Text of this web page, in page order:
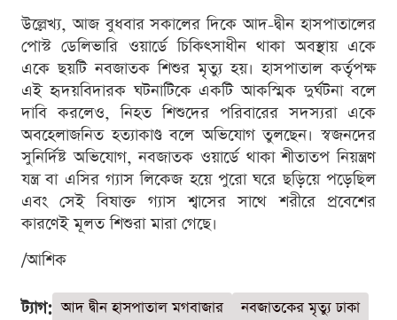
উল্লেখ্য, আজ বুধবার সকালের দিকে আদ-দ্বীন হাসপাতালের
পোস্ট ডেলিভারি ওয়ার্ডে চিকিৎসাধীন থাকা অবস্থায় একে
একে ছয়টি নবজাতক শিশুর মৃত্যু হয়। হাসপাতাল কর্তৃপক্ষ
এই হৃদয়বিদারক ঘটনাটিকে একটি আকস্মিক দুর্ঘটনা বলে
দাবি করলেও, নিহত শিশুদের পরিবারের সদস্যরা একে
অবহেলাজনিত হত্যাকাণ্ড বলে অভিযোগ তুলছেন। স্বজনদের
সুনির্দিষ্ট অভিযোগ, নবজাতক ওয়ার্ডে থাকা শীতাতপ নিয়ন্ত্রণ
যন্ত্র বা এসির গ্যাস লিকেজ হয়ে পুরো ঘরে ছড়িয়ে পড়েছিল
এবং সেই বিষাক্ত গ্যাস শ্বাসের সাথে শরীরে প্রবেশের
কারণেই মূলত শিশুরা মারা গেছে।
/আশিক
ট্যাগ: আদ দ্বীন হাসপাতাল মগবাজার
নবজাতকের মৃত্যু ঢাকা